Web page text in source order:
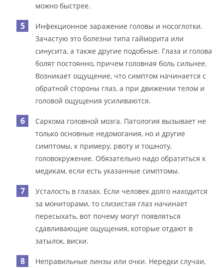
можно быстрее.
Инфекционное заражение головы и носоглотки.
Зачастую это болезни типа гайморита или
синусита, а также другие подобные. Глаза и голова
болят постоянно, причем головная боль сильнее.
Возникает ощущение, что симптом начинается с
обратной стороны глаз, а при движении телом и
головой ощущения усиливаются.
Саркома головной мозга. Патология вызывает не
только основные недомогания, но и другие
симптомы, к примеру, рвоту и тошноту,
головокружение. Обязательно надо обратиться к
медикам, если есть указанные симптомы.
Усталость в глазах. Если человек долго находится
за мониторами, то слизистая глаз начинает
пересыхать, вот почему могут появляться
сдавливающие ощущения, которые отдают в
затылок, виски.
Неправильные линзы или очки. Нередки случаи,